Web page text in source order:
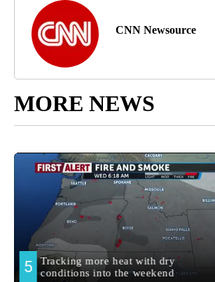
CNN Newsource
MORE NEWS